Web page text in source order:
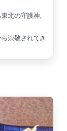
北の守護神。
崇敬されてき